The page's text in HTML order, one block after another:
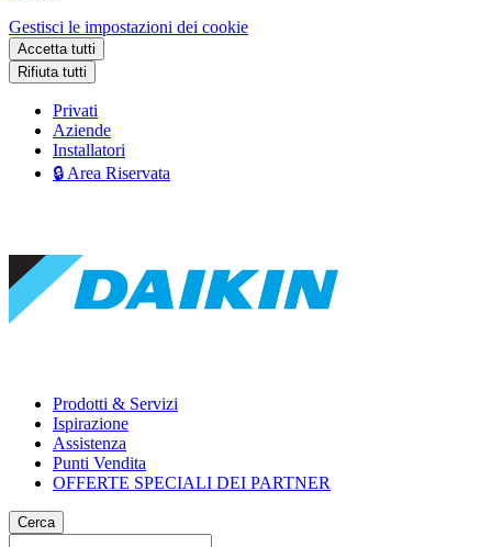
Gestisci le impostazioni dei cookie
Accetta tutti
Rifiuta tutti
Privati
Aziende
Installatori
🔒 Area Riservata
Prodotti & Servizi
Ispirazione
Assistenza
Punti Vendita
OFFERTE SPECIALI DEI PARTNER
Cerca